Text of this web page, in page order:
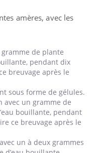
amères, avec les
de plante
pendant dix
breuvage après le
sous forme de gélules.
avec un gramme de
bouillante, pendant
ce breuvage après le
un à deux grammes